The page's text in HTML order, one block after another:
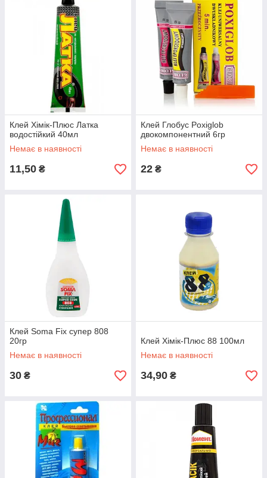
Клей Хімік-Плюс Латка
водостійкий 40мл
Немає в наявності
11,50 ₴
Клей Глобус Poxiglob
двокомпонентний 6гр
Немає в наявності
22 ₴
Клей Soma Fix супер 808
20гр
Немає в наявності
30 ₴
Клей Хімік-Плюс 88 100мл
Немає в наявності
34,90 ₴